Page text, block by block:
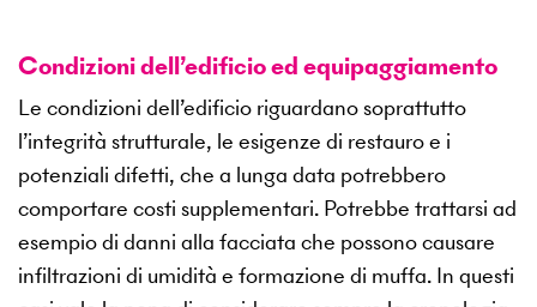
Condizioni dell’edificio ed equipaggiamento
Le condizioni dell’edificio riguardano soprattutto
l’integrità strutturale, le esigenze di restauro e i
potenziali difetti, che a lunga data potrebbero
comportare costi supplementari. Potrebbe trattarsi ad
esempio di danni alla facciata che possono causare
infiltrazioni di umidità e formazione di muffa. In questi